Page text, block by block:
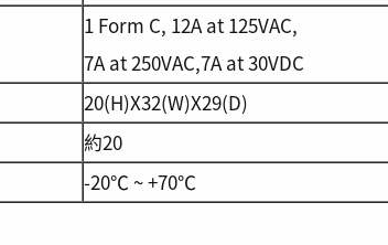
1 Form C, 12A at 125VAC,
7A at 250VAC,7A at 30VDC
20(H)X32(W)X29(D)
約20
-20℃ ~ +70℃